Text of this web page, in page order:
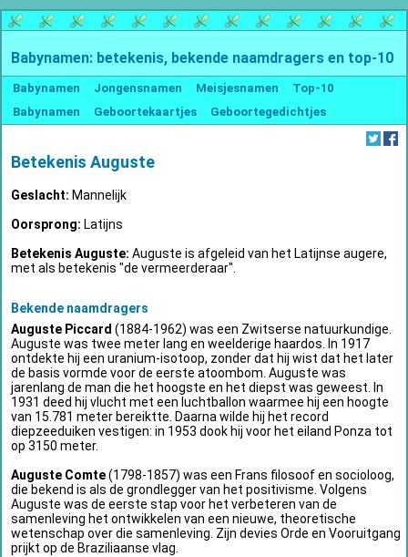
Babynamen: betekenis, bekende naamdragers en top-10
Babynamen Jongensnamen Meisjesnamen
Top-10
Babynamen
Geboortekaartjes Geboortegedichtjes
Betekenis Auguste
Geslacht: Mannelijk
Oorsprong: Latijns
Betekenis Auguste: Auguste is afgeleid van het Latijnse augere,
met als betekenis "de vermeerderaar".
Bekende naamdragers
Auguste Piccard (1884-1962) was een Zwitserse natuurkundige.
Auguste was twee meter lang en weelderige haardos. In 1917
ontdekte hij een uranium-isotoop, zonder dat hij wist dat het later
de basis vormde voor de eerste atoombom. Auguste was
jarenlang de man die het hoogste en het diepst was geweest. In
1931 deed hij vlucht met een luchtballon waarmee hij een hoogte
van 15.781 meter bereiktte. Daarna wilde hij het record
diepzeeduiken vestigen: in 1953 dook hij voor het eiland Ponza tot
op 3150 meter.
Auguste Comte(1798-1857) was een Frans filosoof en socioloog,
die bekend is als de grondlegger van het positivisme. Volgens
Auguste was de eerste stap voor het verbeteren van de
samenleving het ontwikkelen van een nieuwe, theoretische
wetenschap over die samenleving. Zijn devies Orde en Vooruitgang
prijkt op de Braziliaanse vlag.